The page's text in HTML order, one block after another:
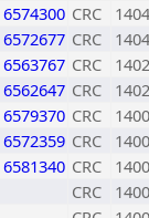
6574300 CRC
1404
6572677 CRC
1404
6563767 CRC
1402
6562647 CRC
1402
6579370 CRC
1400
6572359 CRC
1400
6581340 CRC
1400
CRC
1400